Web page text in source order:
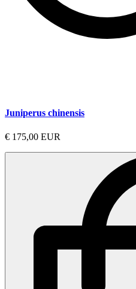
Juniperus chinensis
€ 175,00 EUR